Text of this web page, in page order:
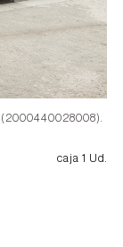
(2000440028008).
caja 1 Ud.